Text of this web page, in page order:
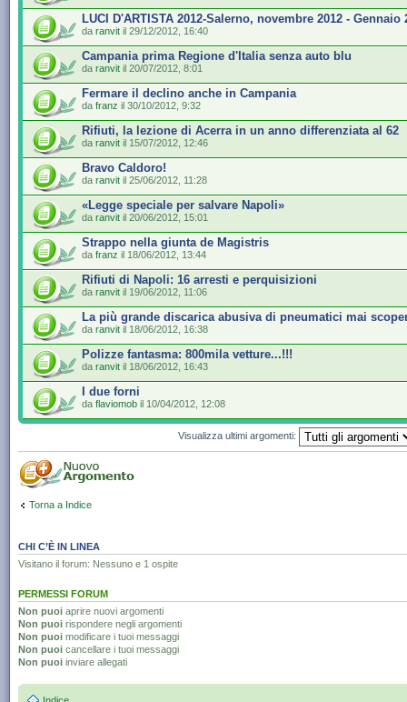
LUCI D'ARTISTA 2012-Salerno, novembre 2012 - Gennaio
da ranvit il 29/12/2012, 16:40
Campania prima Regione d'Italia senza auto blu
da ranvit il 20/07/2012, 8:01
Fermare il declino anche in Campania
da franz il 30/10/2012, 9:32
Rifiuti, la lezione di Acerra in un anno differenziata al 62
da ranvit il 15/07/2012, 12:46
Bravo Caldoro!
da ranvit il 25/06/2012, 11:28
«Legge speciale per salvare Napoli»
da ranvit il 20/06/2012, 15:01
Strappo nella giunta de Magistris
da franz il 18/06/2012, 13:44
Rifiuti di Napoli: 16 arresti e perquisizioni
da ranvit il 19/06/2012, 11:06
La più grande discarica abusiva di pneumatici mai
da ranvit il 18/06/2012, 16:38
Polizze fantasma: 800mila vetture...!!!
da ranvit il 18/06/2012, 16:43
I due forni
da flaviomob il 10/04/2012, 12:08
Visualizza ultimi argomenti:
Torna a Indice
CHI C’È IN LINEA
Visitano il forum: Nessuno e 1 ospite
PERMESSI FORUM
Non puoi aprire nuovi argomenti
Non puoi rispondere negli argomenti
Non puoi modificare i tuoi messaggi
Non puoi cancellare i tuoi messaggi
Non puoi inviare allegati
Indice